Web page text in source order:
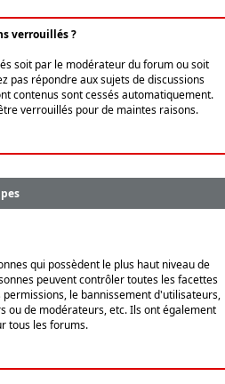
verrouillés ?
soit par le modérateur du forum ou soit
pas répondre aux sujets de discussions
contenus sont cessés automatiquement.
verrouillés pour de maintes raisons.
qui possèdent le plus haut niveau de
peuvent contrôler toutes les facettes
le bannissement d'utilisateurs,
ou de modérateurs, etc. Ils ont également
tous les forums.